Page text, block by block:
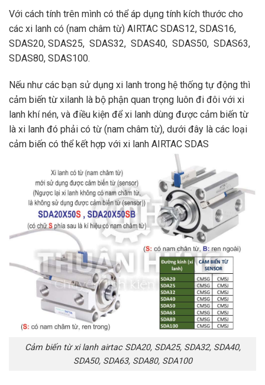
Với cách tính trên mình có thể áp dụng tính kích thước cho
các xi lanh có (nam châm từ) AIRTAC SDAS12, SDAS16,
SDAS20, SDAS25, SDAS32, SDAS40, SDAS50, SDAS63,
SDAS80, SDAS100.
Nếu như các bạn sử dụng xi lanh trong hệ thống tự động thì
cảm biến từ xilanh là bộ phận quan trọng luôn đi đôi với xi
lanh khí nén, và điều kiện để xi lanh dùng được cảm biến từ
là xi lanh đó phải có từ (nam châm từ), dưới đây là các loại
cảm biến có thể kết hợp với xi lanh AIRTAC SDAS
Cảm biến từ xi lanh airtac SDA20, SDA25, SDA32, SDA40,
SDA50, SDA63, SDA80, SDA100